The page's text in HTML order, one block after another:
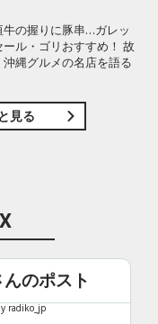
牛の握りに豚串…ガレッ
ール・ゴリおすすめ！ 故
沖縄グルメの名店を語る
見る
X
のポスト
radiko_jp